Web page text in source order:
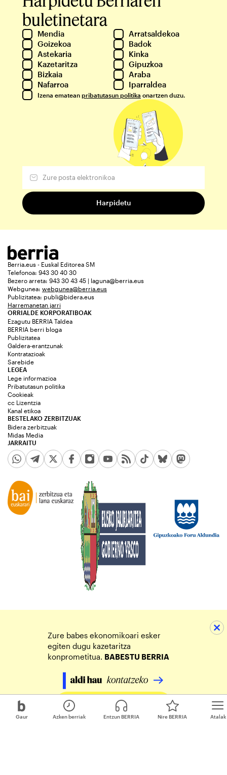
Gaur Atalak
Azken berriak Entzun BERRIA Nire BERRIA
buletinetara
Mendia
Arratsaldekoa
Goizekoa
Badok
Astekaria
Kinka
Kazetaritza
Gipuzkoa
Bizkaia
Araba
Nafarroa
Iparraldea
Izena ematean pribatutasun politika onartzen duzu.
Berria.eus - Euskal Editorea SM
Telefonoa: 943 30 40 30
Bezero arreta: 943 30 43 45 | laguna@berria.eus
Webgunea: webgunea@berria.eus
Publizitatea: publi@bidera.eus
Harremanetan jarri
ORRIALDE KORPORATIBOAK
Ezagutu BERRIA Taldea
BERRIA berri bloga
Publizitatea
Galdera-erantzunak
Kontratazioak
Sarebide
JARRAITU
LEGEA
Lege informazioa
Pribatutasun politika
Cookieak
cc Lizentzia
Kanal etikoa
BESTELAKO ZERBITZUAK
Bidera zerbitzuak
Midas Media
Zure babes ekonomikoari esker
egiten dugu kazetaritza
konprometitua. BABESTU BERRIA
Egin zure ekarpena